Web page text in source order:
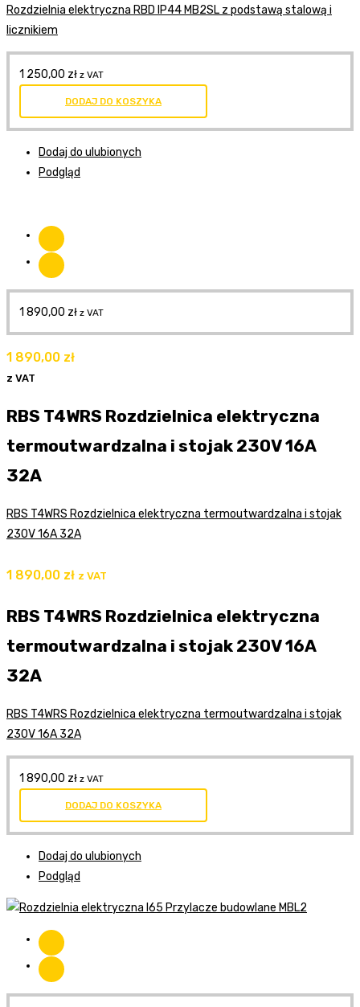
Rozdzielnia elektryczna RBD IP44 MB2SL z podstawą stalową i
licznikiem
1 250,00 zł z VAT
DODAJ DO KOSZYKA
Dodaj do ulubionych
Podgląd
1 890,00 zł z VAT
1 890,00 zł
z VAT
RBS T4WRS Rozdzielnica elektryczna
termoutwardzalna i stojak 230V 16A
32A
RBS T4WRS Rozdzielnica elektryczna termoutwardzalna i stojak
230V 16A 32A
1 890,00 zł z VAT
RBS T4WRS Rozdzielnica elektryczna
termoutwardzalna i stojak 230V 16A
32A
RBS T4WRS Rozdzielnica elektryczna termoutwardzalna i stojak
230V 16A 32A
1 890,00 zł z VAT
DODAJ DO KOSZYKA
Dodaj do ulubionych
Podgląd